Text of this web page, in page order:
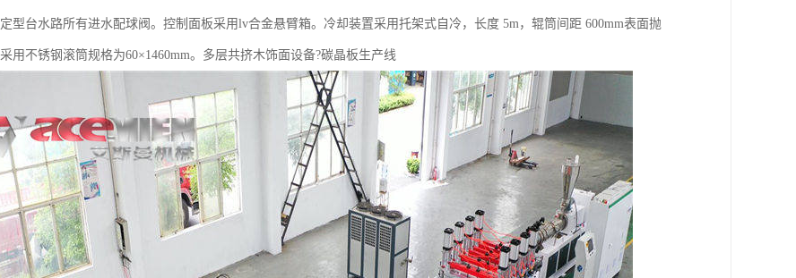
型台水路所有进水配球阀。控制面板采用lv合金悬臂箱。冷却装置采用托架式自冷，长度 5m，辊筒间距 600mm表面抛
用不锈钢滚筒规格为60×1460mm。多层共挤木饰面设备?碳晶板生产线